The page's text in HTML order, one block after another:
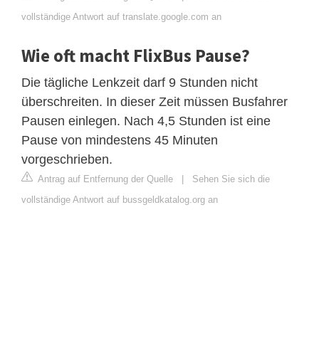
vollständige Antwort auf translate.google.com an
Wie oft macht FlixBus Pause?
Die tägliche Lenkzeit darf 9 Stunden nicht
überschreiten. In dieser Zeit müssen Busfahrer
Pausen einlegen. Nach 4,5 Stunden ist eine
Pause von mindestens 45 Minuten
vorgeschrieben.
Antrag auf Entfernung der Quelle | Sehen Sie sich die
vollständige Antwort auf bussgeldkatalog.org an